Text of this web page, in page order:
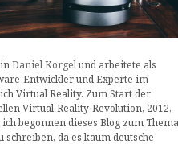
Daniel Korgelund arbeitete als
Entwickler und Experte im
Virtual Reality. Zum Start der
Virtual-Reality-Revolution, 2012,
ich begonnen dieses Blog zum Thema
schreiben, da es kaum deutsche